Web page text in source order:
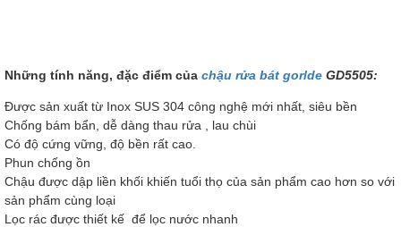
Những tính năng, đặc điểm của chậu rửa bát gorlde GD5505:
Được sản xuất từ Inox SUS 304 công nghệ mới nhất, siêu bền
Chống bám bẩn, dễ dàng thau rửa , lau chùi
Có độ cứng vững, độ bền rất cao.
Phun chống ồn
Chậu được dập liền khối khiến tuổi thọ của sản phẩm cao hơn so với
sản phẩm cùng loại
Lọc rác được thiết kế để lọc nước nhanh